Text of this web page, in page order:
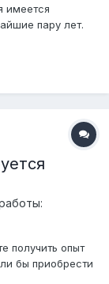
имеется
пару лет.
без
получить опыт
бы приобрести